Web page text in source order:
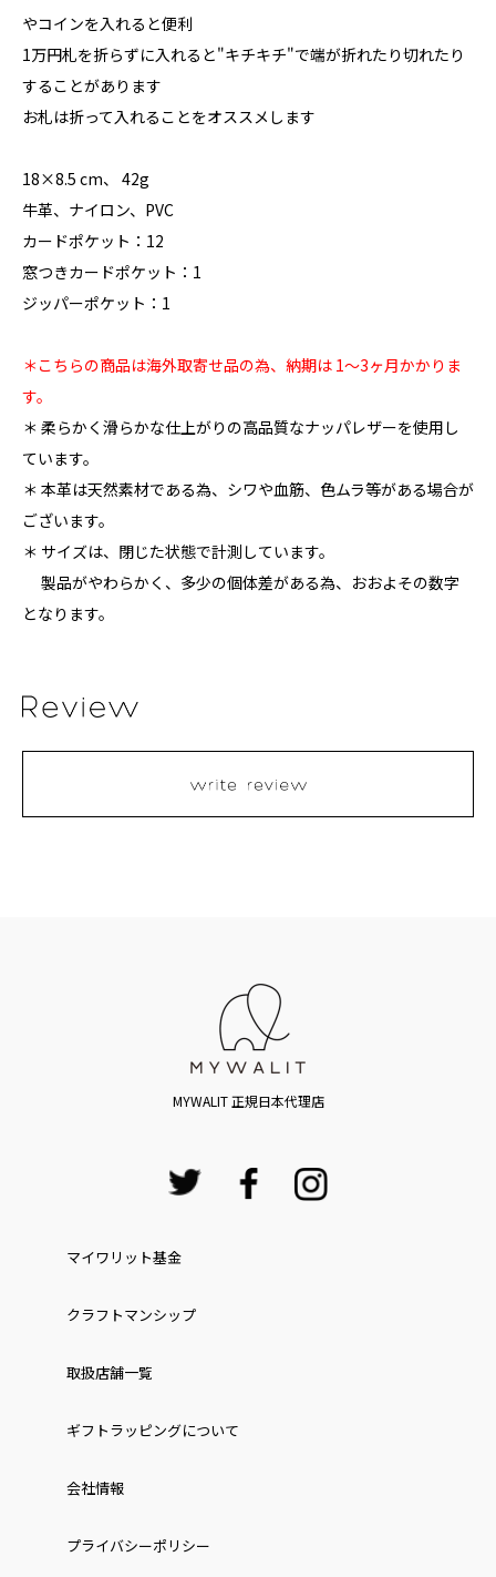
やコインを入れると便利
1万円札を折らずに入れると"キチキチ"で端が折れたり切れたり
することがあります
お札は折って入れることをオススメします
18×8.5 cm、 42g
牛革、ナイロン、PVC
カードポケット：12
窓つきカードポケット：1
ジッパーポケット：1
＊こちらの商品は海外取寄せ品の為、納期は 1〜3ヶ月かかりま
す。
＊ 柔らかく滑らかな仕上がりの高品質なナッパレザーを使用し
ています。
＊ 本革は天然素材である為、シワや血筋、色ムラ等がある場合が
ございます。
＊ サイズは、閉じた状態で計測しています。
製品がやわらかく、多少の個体差がある為、おおよその数字
となります。
MYWALIT 正規日本代理店
マイワリット基金
クラフトマンシップ
取扱店舗一覧
ギフトラッピングについて
会社情報
プライバシーポリシー